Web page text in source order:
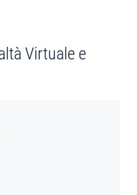
Virtuale e